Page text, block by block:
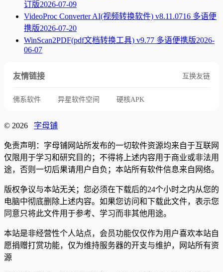
订版2026-07-09
VideoProc Converter AI(视频转换软件) v8.11.0716 多语便
携版2026-07-20
WinScan2PDF(pdf文档转换工具) v9.77 多语便携版2026-
06-07
友情链接 互换友链
佛系软件 异星软件空间 硬核APK
© 2026 字母铺
免责声明：字母铺网站所发布的一切软件资源均来自于互联网
仅限用于学习和研究目的；不得将上述内容用于商业或非法用
途，否则一切后果请用户自负；本站所有软件信息来自网络。
版权争议与本站无关；您必须在下载后的24个小时之内从您的
电脑中彻底删除上述内容。如果您访问和下载此文件，表示您
同意只将此文件用于参考、学习而非其他用途。
本站是非经营性个人站点，会员功能仅仅作为用户喜欢本站自
愿捐赠打赏功能，仅为维持服务器的开支与维护，网站所有资
源